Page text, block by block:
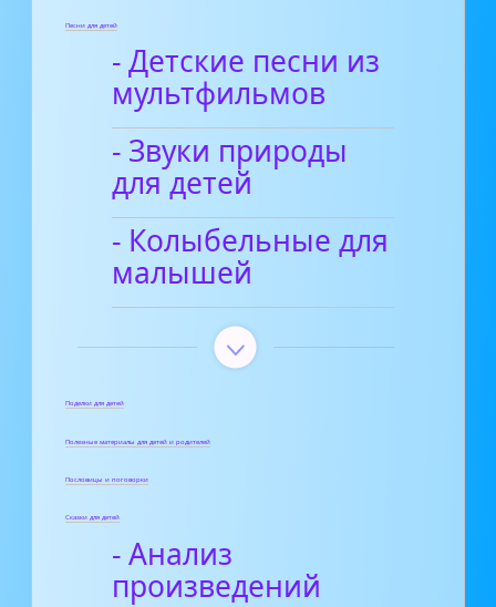
Песни для детей
- Детские песни из
мультфильмов
- Звуки природы
для детей
- Колыбельные для
малышей
Поделки для детей
Полезные материалы для детей и родителей
Пословицы и поговорки
Сказки для детей
- Анализ
произведений